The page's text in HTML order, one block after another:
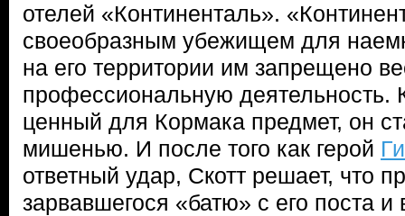
отелей «Континенталь».
своеобразным убежищем для
на его территории им запрещено
профессиональную деятельность.
ценный для Кормака предмет, он
мишенью. И после того как герой
ответный удар, Скотт решает, что
зарвавшегося «батю» с его поста и